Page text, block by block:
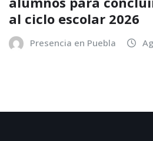
al ciclo escolar 2026
Presencia en Puebla